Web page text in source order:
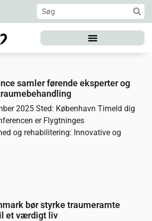
samler førende eksperter og
2025 Sted: København Timeld dig
er Flygtninges
og rehabilitering: Innovative og
bør styrke traumeramte
et værdigt liv